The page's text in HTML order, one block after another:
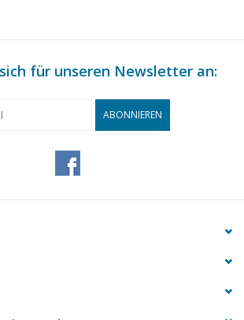
für unseren Newsletter an:
ABONNIEREN